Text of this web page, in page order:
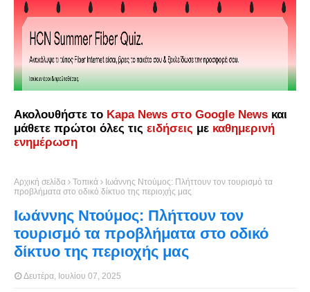
Ακολουθήστε το Kapa News στο Google News και
μάθετε πρώτοι όλες τις ειδήσεις με καθημερινή
ενημέρωση
Αρχική σελίδα Τοπικά
Ιωάννης Ντούμος: Πλήττουν τον τουρισμό τα
προβλήματα στο οδικό δίκτυο της περιοχής μας
Ιωάννης Ντούμος: Πλήττουν τον
τουρισμό τα προβλήματα στο οδικό
δίκτυο της περιοχής μας
Δευτέρα, Ιουλίου 07, 2025